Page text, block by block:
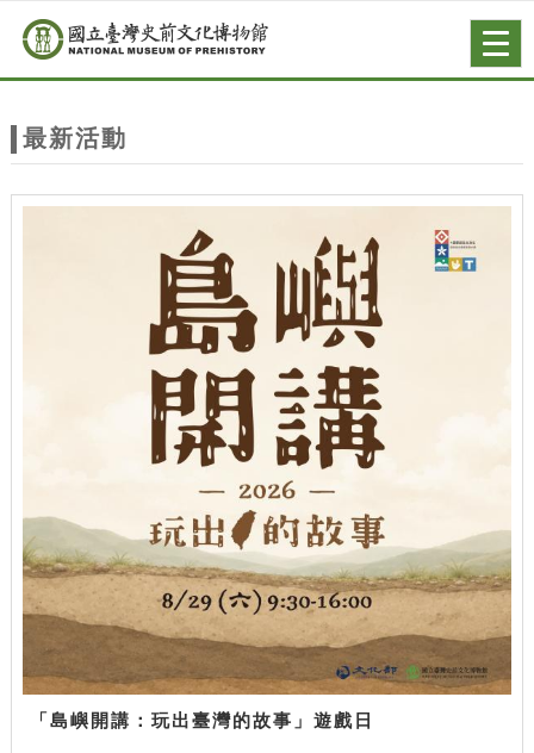
站
主
跳到主要內容
網站導覽
最新活動
「島嶼開講：玩出臺灣的故事」遊戲日